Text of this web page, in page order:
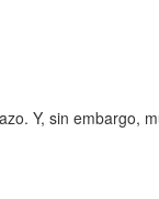
Y, sin embargo,